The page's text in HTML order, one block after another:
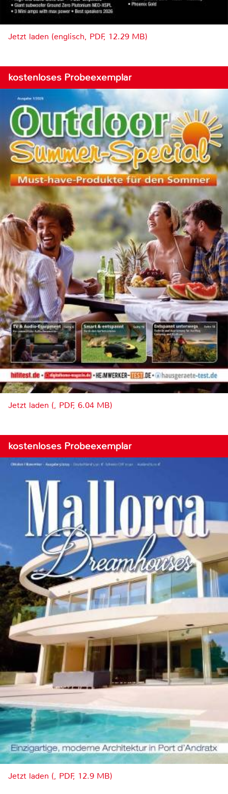
Jetzt laden (englisch, PDF, 12.29 MB)
kostenloses Probeexemplar
Jetzt laden (, PDF, 6.04 MB)
kostenloses Probeexemplar
Jetzt laden (, PDF, 12.9 MB)